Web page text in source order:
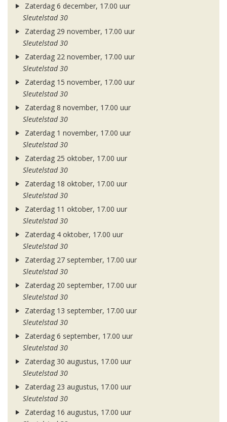
Zaterdag 6 december, 17.00 uur
Sleutelstad 30
Zaterdag 29 november, 17.00 uur
Sleutelstad 30
Zaterdag 22 november, 17.00 uur
Sleutelstad 30
Zaterdag 15 november, 17.00 uur
Sleutelstad 30
Zaterdag 8 november, 17.00 uur
Sleutelstad 30
Zaterdag 1 november, 17.00 uur
Sleutelstad 30
Zaterdag 25 oktober, 17.00 uur
Sleutelstad 30
Zaterdag 18 oktober, 17.00 uur
Sleutelstad 30
Zaterdag 11 oktober, 17.00 uur
Sleutelstad 30
Zaterdag 4 oktober, 17.00 uur
Sleutelstad 30
Zaterdag 27 september, 17.00 uur
Sleutelstad 30
Zaterdag 20 september, 17.00 uur
Sleutelstad 30
Zaterdag 13 september, 17.00 uur
Sleutelstad 30
Zaterdag 6 september, 17.00 uur
Sleutelstad 30
Zaterdag 30 augustus, 17.00 uur
Sleutelstad 30
Zaterdag 23 augustus, 17.00 uur
Sleutelstad 30
Zaterdag 16 augustus, 17.00 uur